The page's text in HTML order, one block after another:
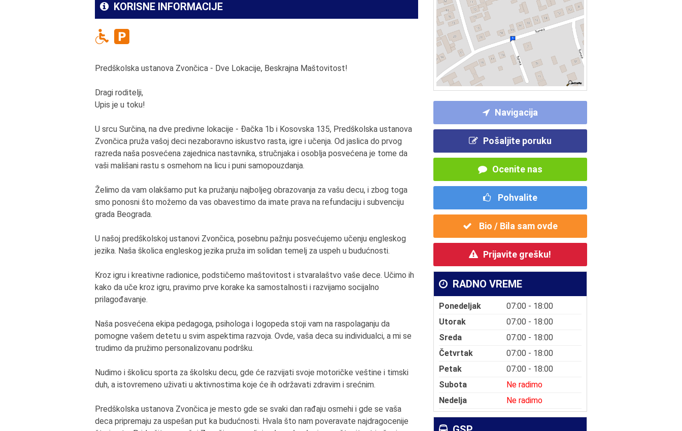
Navigacija
Pošaljite poruku
Ocenite nas
Pohvalite
Bio / Bila sam ovde
Prijavite grešku!
RADNO VREME
Ponedeljak
07:00 - 18:00
Utorak
07:00 - 18:00
Sreda
07:00 - 18:00
Četvrtak
07:00 - 18:00
Petak
07:00 - 18:00
Subota
Ne radimo
Nedelja
Ne radimo
KORISNE INFORMACIJE
Predškolska ustanova Zvončica - Dve Lokacije, Beskrajna Maštovitost!
Dragi roditelji,
Upis je u toku!
U srcu Surčina, na dve predivne lokacije - Đačka 1b i Kosovska 135, Predškolska ustanova
Zvončica pruža vašoj deci nezaboravno iskustvo rasta, igre i učenja. Od jaslica do prvog
razreda naša posvećena zajednica nastavnika, stručnjaka i osoblja posvećena je tome da
vaši mališani rastu s osmehom na licu i puni samopouzdanja.
Želimo da vam olakšamo put ka pružanju najboljeg obrazovanja za vašu decu, i zbog toga
smo ponosni što možemo da vas obavestimo da imate prava na refundaciju i subvenciju
grada Beograda.
U našoj predškolskoj ustanovi Zvončica, posebnu pažnju posvećujemo učenju engleskog
jezika. Naša školica engleskog jezika pruža im solidan temelj za uspeh u budućnosti.
Kroz igru i kreativne radionice, podstičemo maštovitost i stvaralaštvo vaše dece. Učimo ih
kako da uče kroz igru, pravimo prve korake ka samostalnosti i razvijamo socijalno
prilagođavanje.
Naša posvećena ekipa pedagoga, psihologa i logopeda stoji vam na raspolaganju da
pomogne vašem detetu u svim aspektima razvoja. Ovde, vaša deca su individualci, a mi se
trudimo da pružimo personalizovanu podršku.
Nudimo i školicu sporta za školsku decu, gde će razvijati svoje motoričke veštine i timski
duh, a istovremeno uživati u aktivnostima koje će ih održavati zdravim i srećnim.
Predškolska ustanova Zvončica je mesto gde se svaki dan rađaju osmehi i gde se vaša
deca pripremaju za uspešan put ka budućnosti. Hvala što nam poveravate najdragocenije